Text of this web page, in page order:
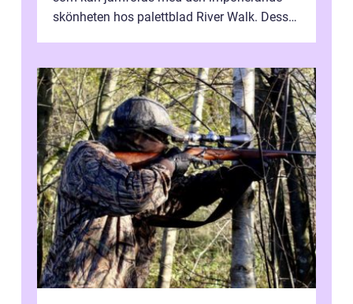
skönheten hos palettblad River Walk. Dess